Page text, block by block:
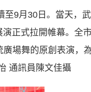
至9月30日。當天，武
正式拉開帷幕。全市
場舞的原創表演，
通訊員陳文佳攝